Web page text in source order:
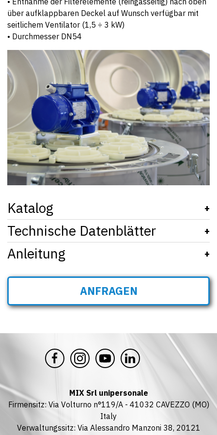
über aufklappbaren Deckel auf Wunsch verfügbar mit
seitlichem Ventilator (1,5 ÷ 3 kW)
• Durchmesser DN54
Katalog +
09A260Z_231_SKY + 950 EN
Technische Datenblätter +
09C210ZDE_231 - Patronenfilter
Anleitung +
SFAA - SFAV v03
ANFRAGEN
MIX Srl unipersonale
Firmensitz: Via Volturno n°119/A - 41032 CAVEZZO (MO)
Italy
Verwaltungssitz: Via Alessandro Manzoni 38, 20121